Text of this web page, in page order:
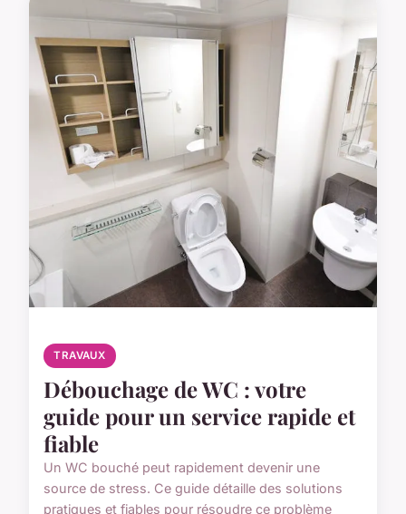
TRAVAUX
Débouchage de WC : votre
guide pour un service rapide et
fiable
Un WC bouché peut rapidement devenir une
source de stress. Ce guide détaille des solutions
pratiques et fiables pour résoudre ce problème